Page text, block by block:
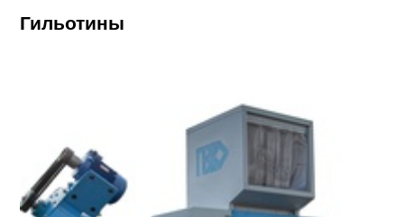
Гильотины